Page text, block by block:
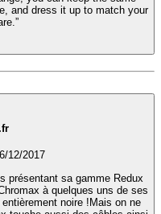
and dress it up to match your
12/2017
présentant sa gamme Redux
à quelques uns de ses
noire !Mais on ne